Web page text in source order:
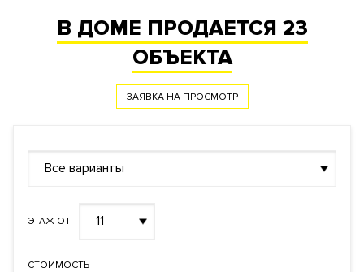
правообладания
Собственность
Купли-продажи
Апартаменты
В ДОМЕ ПРОДАЕТСЯ 23
ОБЪЕКТА
ЗАЯВКА НА ПРОСМОТР
Все варианты
ЭТАЖ ОТ 11
СТОИМОСТЬ